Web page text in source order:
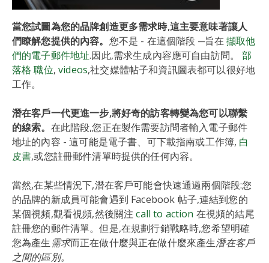
當您試圖為您的品牌創造更多需求時,這主要意味著讓人
們瞭解您提供的內容。 您不是 - 在這個階段 ─旨在擷取他
們的電子郵件地址.因此,需求生成內容應可自由訪問。部
落格 職位,videos,社交媒體帖子和資訊圖表都可以很好地
工作。
潛在客戶一代更進一步,將好奇的訪客轉變為您可以聯繫
的線索。 在此階段,您正在製作需要訪問者輸入電子郵件
地址的內容 - 這可能是電子書、可下載指南或工作簿, 白
皮書,或您註冊郵件清單時提供的任何內容。
當然,在某些情況下,潛在客戶可能會快速通過兩個階段:您
的品牌的新成員可能會遇到 Facebook 帖子,連結到您的
某個視頻,觀看視頻,然後關注call to action 在視頻的結尾
註冊您的郵件清單。但是,在規劃行銷戰略時,您希望明確
您為產生需求而正在做什麼與正在做什麼來產生潛在客戶
之間的區別。